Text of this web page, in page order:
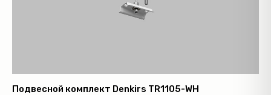
Подвесной комплект Denkirs TR1105-WH